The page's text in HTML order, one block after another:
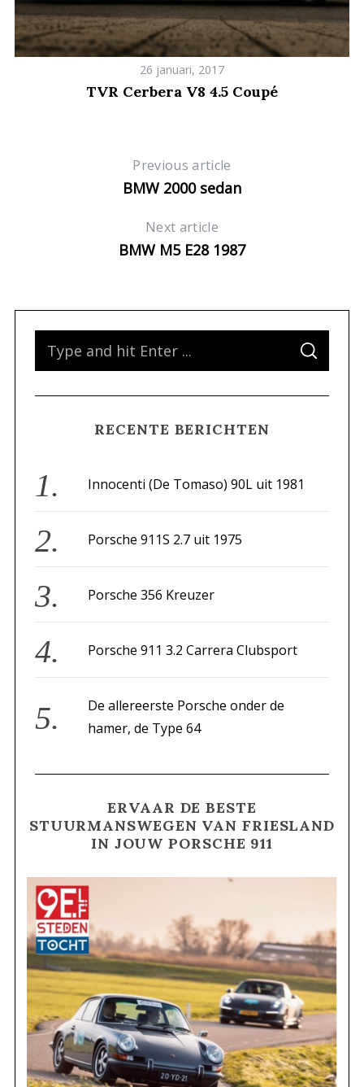
26 januari, 2017
TVR Cerbera V8 4.5 Coupé
Previous article
BMW 2000 sedan
Next article
BMW M5 E28 1987
f
o
:
S
A
C
RECENTE BERICHTEN
Innocenti (De Tomaso) 90L uit 1981
Porsche 911S 2.7 uit 1975
Porsche 356 Kreuzer
Porsche 911 3.2 Carrera Clubsport
De allereerste Porsche onder de
hamer, de Type 64
ERVAAR DE BESTE
STUURMANSWEGEN VAN FRIESLAND
IN JOUW PORSCHE 911